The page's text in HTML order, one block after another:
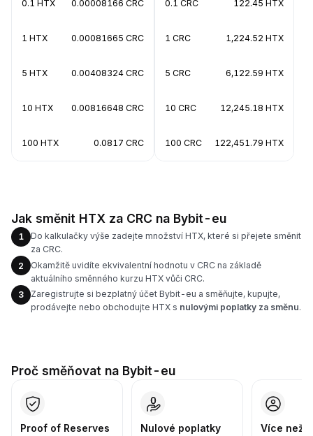
0.1 HTX 0.00008166 CRC
1 HTX 0.00081665 CRC
5 HTX 0.00408324 CRC
10 HTX 0.00816648 CRC
100 HTX 0.0817 CRC
0.1 CRC 122.45 HTX
1 CRC 1,224.52 HTX
5 CRC 6,122.59 HTX
10 CRC 12,245.18 HTX
100 CRC 122,451.79 HTX
Jak směnit HTX za CRC na Bybit-eu
1
Do kalkulačky výše zadejte množství HTX, které si přejete směnit
za CRC.
2
Okamžitě uvidíte ekvivalentní hodnotu v CRC na základě
aktuálního směnného kurzu HTX vůči CRC.
3
Zaregistrujte si bezplatný účet Bybit-eu a směňujte, kupujte,
prodávejte nebo obchodujte HTX s nulovými poplatky za směnu.
Proč směňovat na Bybit-eu
Proof of Reserves
Nulové poplatky
Více než